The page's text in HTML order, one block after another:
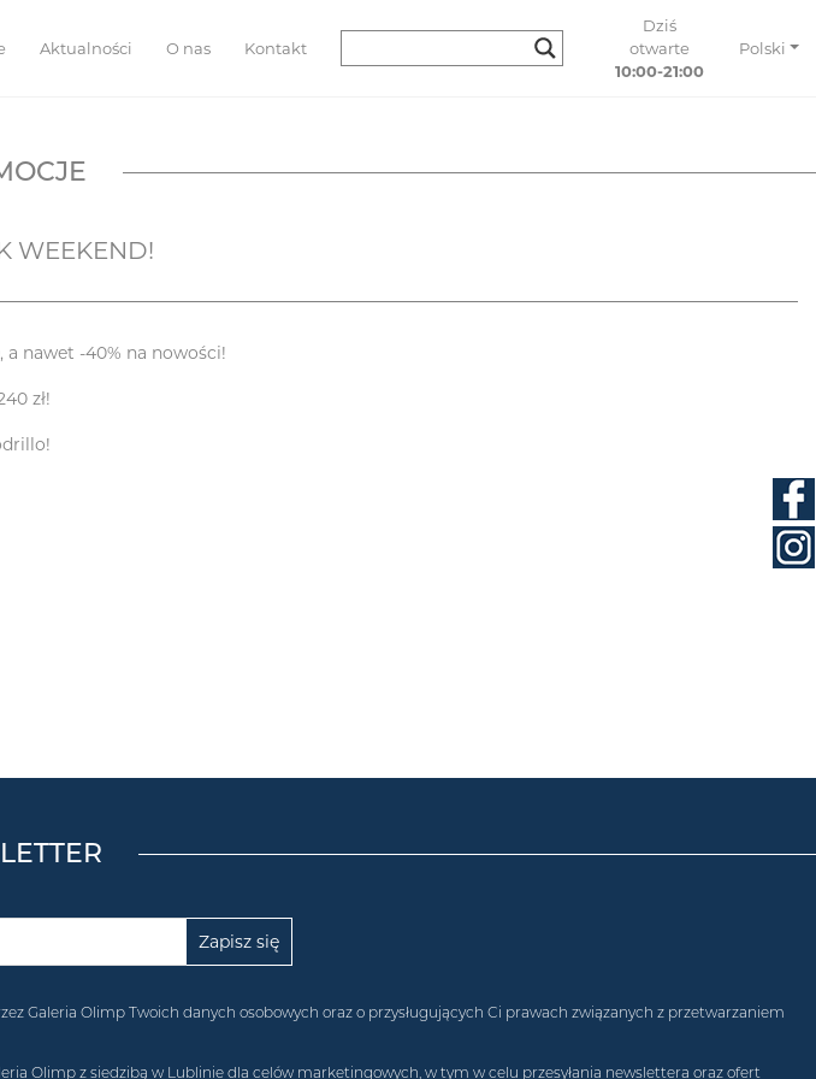
Aktualności O nas Kontakt
Dziś
otwarte
10:00-21:00
Polski
WEEKEND!
a nawet -40% na nowości!
zł!
Galeria Olimp Twoich danych osobowych oraz o przysługujących Ci prawach związanych z przetwarzaniem
Olimp z siedzibą w Lublinie dla celów marketingowych, w tym w celu przesyłania newslettera oraz ofert